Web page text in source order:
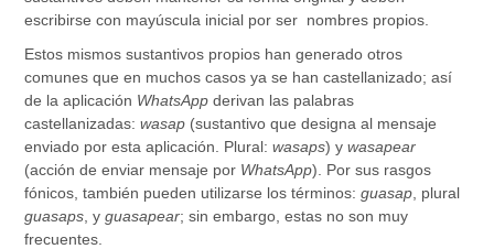
escribirse con mayúscula inicial por ser nombres propios.
Estos mismos sustantivos propios han generado otros
comunes que en muchos casos ya se han castellanizado; así
de la aplicación WhatsApp derivan las palabras
castellanizadas:wasap (sustantivo que designa al mensaje
enviado por esta aplicación. Plural:wasaps) ywasapear
(acción de enviar mensaje por WhatsApp). Por sus rasgos
fónicos, también pueden utilizarse los términos:guasap , plural
guasaps , yguasapear; sin embargo, estas no son muy
frecuentes.